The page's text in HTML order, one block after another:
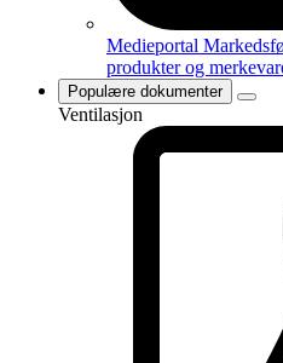
Medieportal
produkter og
Populære dokumenter
Ventilasjon